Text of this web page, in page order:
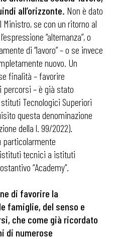
all’orizzonte. Non è dato
se con un ritorno al
“alternanza”, o
di “lavoro” – o se invece
nuovo. Un
finalità – favorire
percorsi – è già stato
Tecnologici Superiori
questa denominazione
della l. 99/2022).
particolarmente
istituti tecnici a istituti
“Academy”.
di favorire la
famiglie, del senso e
che come già ricordato
di numerose